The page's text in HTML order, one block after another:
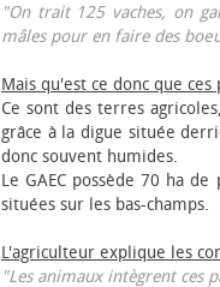
"On trait 125 vaches, on
mâles pour en faire des
Mais qu'est ce donc que
Ce sont des terres
grâce à la digue située
donc souvent humides.
Le GAEC possède 70 ha
situées sur les bas-champs.
L'agriculteur explique les
"Les animaux intègrent ces